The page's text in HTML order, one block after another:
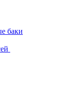
баки